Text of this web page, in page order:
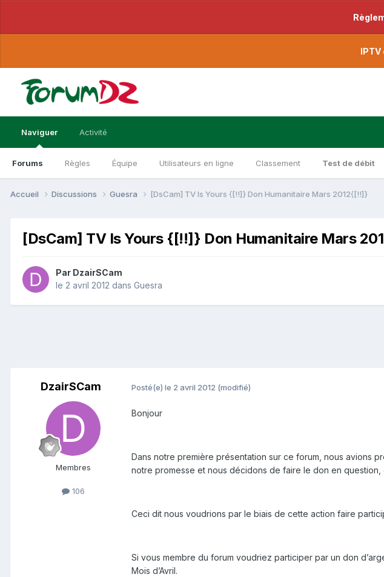
Naviguer
Forums Règles Équipe Utilisateurs en ligne Classement Test de débit
Activité
Accueil Discussions Guesra [DsCam] TV Is Yours {[!!]} Don Humanitaire Mars 2012{[!!]}
[DsCam] TV Is Yours {[!!]} Don Humanitaire Mars
Par DzairSCam
le 2 avril 2012 dans Guesra
DzairSCam
Membres
106
Posté(e) le 2 avril 2012 (modifié)
Bonjour
Dans notre première présentation sur ce forum, nous avions
notre promesse et nous décidons de faire le don en
Ceci dit nous voudrions par le biais de cette action faire
Si vous membre du forum voudriez participer par un don
Mois d’Avril.